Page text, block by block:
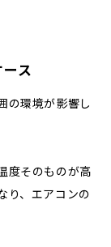
ス
の環境が影響し
度そのものが高
り、エアコンの